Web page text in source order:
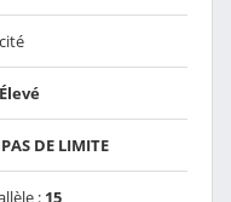
Élevé
PAS DE LIMITE
: 15